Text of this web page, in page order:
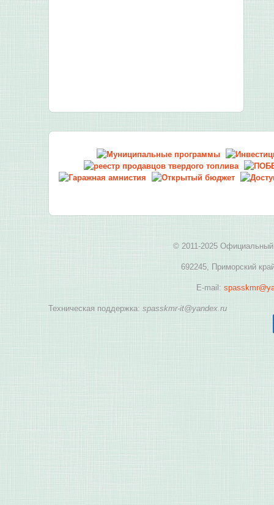
© 2011-2025 Официальный
692245, Приморский
E-mail:
Техническая поддержка: spasskmr-it@yandex.ru